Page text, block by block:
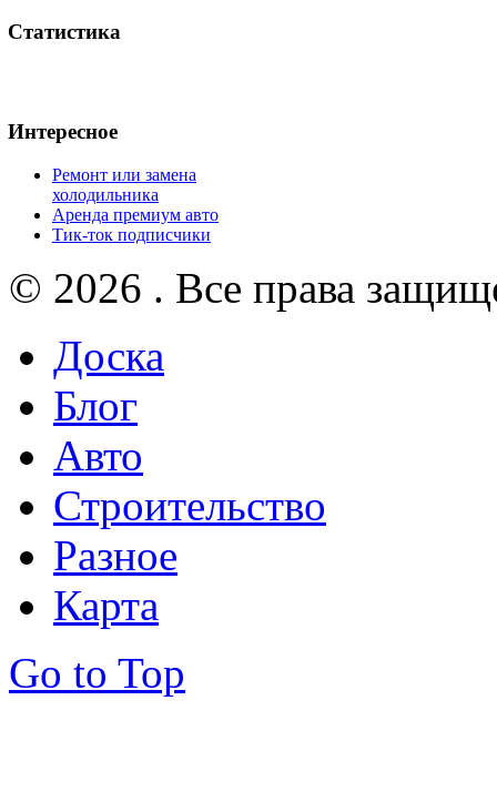
Статистика
Интересное
Ремонт или замена
холодильника
Аренда премиум авто
Тик-ток подписчики
© 2026 . Все права
Доска
Блог
Авто
Строительство
Разное
Карта
Go to Top